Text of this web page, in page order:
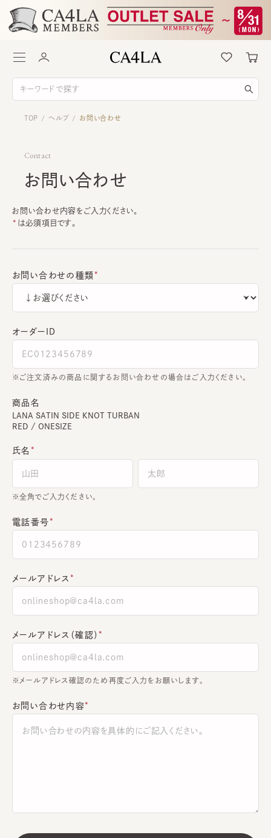
TOP / ヘルプ / お問い合わせ
Contact
お問い合わせ
お問い合わせ内容をご入力ください。
は必須項目です。
お問い合わせの種類
オーダーＩＤ
ご注文済みの商品に関するお問い合わせの場合はご入力ください。
商品名
LANA SATIN SIDE KNOT TURBAN
RED / ONESIZE
氏名
全角でご入力ください。
電話番号
メールアドレス
メールアドレス（確認）
※メールアドレス確認のため再度ご入力をお願いします。
お問い合わせ内容